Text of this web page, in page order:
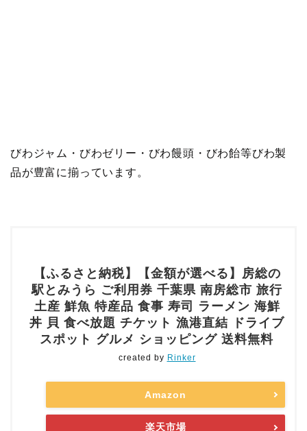
びわジャム・びわゼリー・びわ饅頭・びわ飴等びわ製
品が豊富に揃っています。
【ふるさと納税】【金額が選べる】房総の
駅とみうら ご利用券 千葉県 南房総市 旅行
土産 鮮魚 特産品 食事 寿司 ラーメン 海鮮
丼 貝 食べ放題 チケット 漁港直結 ドライブ
スポット グルメ ショッピング 送料無料
created by Rinker
Amazon
楽天市場